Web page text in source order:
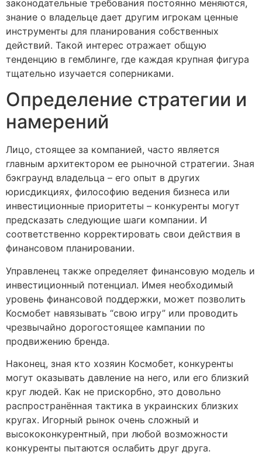
законодательные требования постоянно меняются,
знание о владельце дает другим игрокам ценные
инструменты для планирования собственных
действий. Такой интерес отражает общую
тенденцию в гемблинге, где каждая крупная фигура
тщательно изучается соперниками.
Определение стратегии и
намерений
Лицо, стоящее за компанией, часто является
главным архитектором ее рыночной стратегии. Зная
бэкграунд владельца – его опыт в других
юрисдикциях, философию ведения бизнеса или
инвестиционные приоритеты – конкуренты могут
предсказать следующие шаги компании. И
соответственно корректировать свои действия в
финансовом планировании.
Управленец также определяет финансовую модель и
инвестиционный потенциал. Имея необходимый
уровень финансовой поддержки, может позволить
Космобет навязывать “свою игру” или проводить
чрезвычайно дорогостоящее кампании по
продвижению бренда.
Наконец, зная кто хозяин Космобет, конкуренты
могут оказывать давление на него, или его близкий
круг людей. Как не прискорбно, это довольно
распространённая тактика в украинских близких
кругах. Игорный рынок очень сложный и
высококонкурентный, при любой возможности
конкуренты пытаются ослабить друг друга.